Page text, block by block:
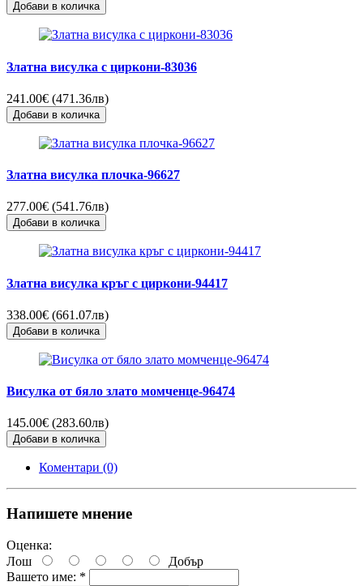
Добави в количка
Златна висулка с циркони-83036
241.00€ (471.36лв)
Добави в количка
Златна висулка плочка-96627
277.00€ (541.76лв)
Добави в количка
Златна висулка кръг с циркони-94417
338.00€ (661.07лв)
Добави в количка
Висулка от бяло злато момченце-96474
145.00€ (283.60лв)
Добави в количка
Коментари (0)
Напишете мнение
Оценка:
Лош
Добър
Вашето име: *